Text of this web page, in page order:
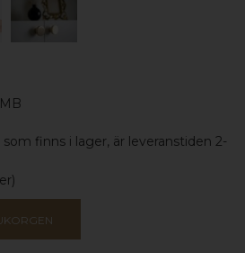
finns i lager, är leveranstiden 2-